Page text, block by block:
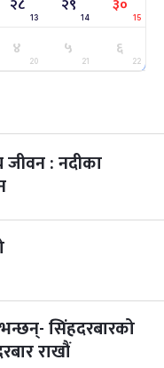
७ महिना बाँकी
७ महिना बाँकी
13 14 15
४
20
५
21
६
22
: नदीका
सिंहदरबारको
राखौं